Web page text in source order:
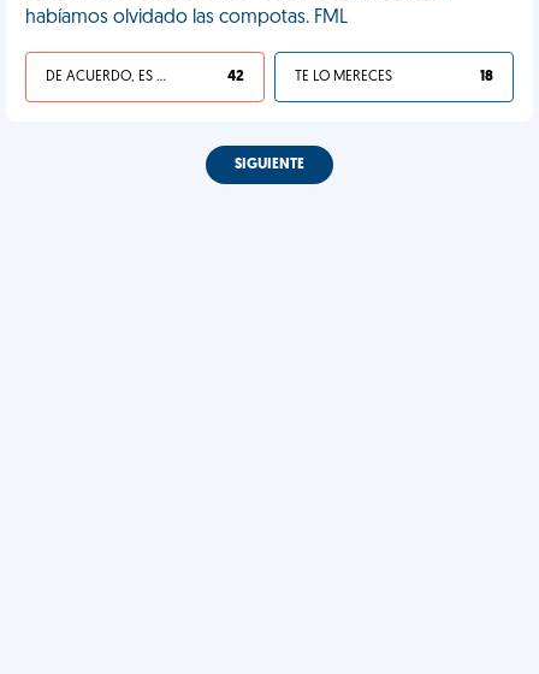
habíamos olvidado las compotas. FML
DE ACUERDO, ES UNA VIDA HP 42 TE LO MERECES 18
SIGUIENTE